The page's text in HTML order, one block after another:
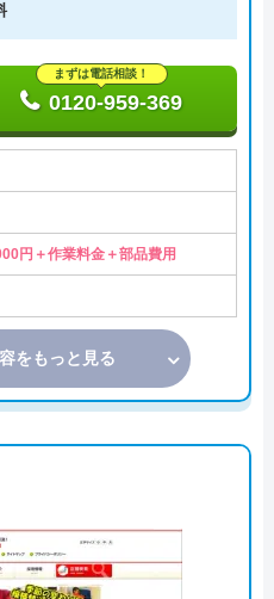
まずは電話相談！
0120-959-369
円＋作業料金＋部品費用
をもっと見る